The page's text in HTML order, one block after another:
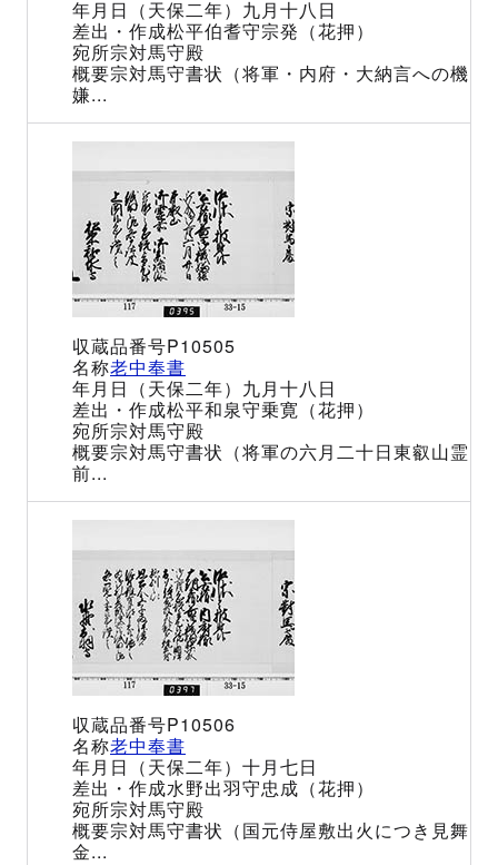
（天保二年）九月十八日
松平伯耆守宗発（花押）
宗対馬守殿
宗対馬守書状（将軍・内府・大納言への機
嫌...
P10505
老中奉書
（天保二年）九月十八日
松平和泉守乗寛（花押）
宗対馬守殿
宗対馬守書状（将軍の六月二十日東叡山霊
前...
P10506
老中奉書
（天保二年）十月七日
水野出羽守忠成（花押）
宗対馬守殿
宗対馬守書状（国元侍屋敷出火につき見舞
金...